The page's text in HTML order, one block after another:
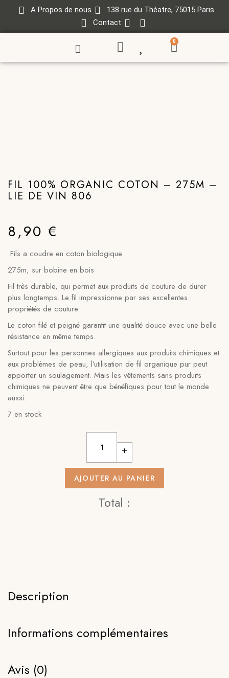
A Propos de nous
138 rue du Théatre, 75015 Paris
Contact
0
FIL 100% ORGANIC COTON – 275M –
LIE DE VIN 806
8,90 €
Fils a coudre en coton biologique
275m, sur bobine en bois
Fil très durable, qui permet aux produits de couture de durer
plus longtemps. Le fil impressionne par ses excellentes
propriétés de couture.
Le coton filé et peigné garantit une qualité douce avec une belle
résistance en même temps.
Surtout pour les personnes allergiques aux produits chimiques et
aux problèmes de peau, l’utilisation de fil organique pur peut
apporter un soulagement. Mais les vêtements sans produits
chimiques ne peuvent être que bénéfiques pour tout le monde
aussi.
7 en stock
AJOUTER AU PANIER
Total :
Description
Informations complémentaires
Avis (0)